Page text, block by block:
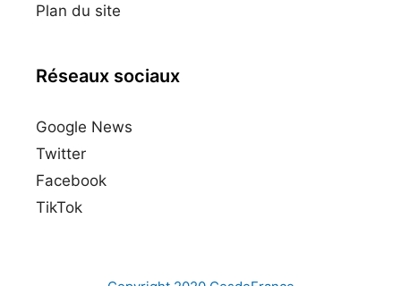
Plan du site
Réseaux sociaux
Google News
Twitter
Facebook
TikTok